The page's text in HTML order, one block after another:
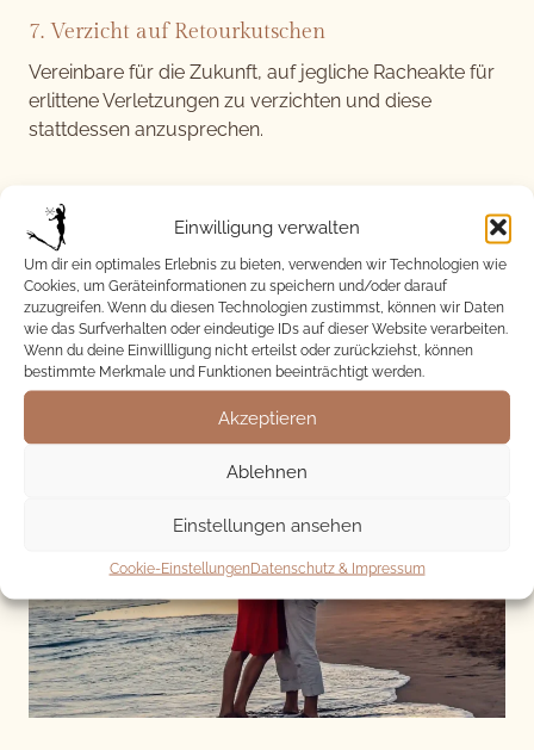
Einwilligung verwalten
Um dir ein optimales Erlebnis zu bieten, verwenden wir Technologien wie
Cookies, um Geräteinformationen zu speichern und/oder darauf
zuzugreifen. Wenn du diesen Technologien zustimmst, können wir Daten
wie das Surfverhalten oder eindeutige IDs auf dieser Website verarbeiten.
Wenn du deine Einwillligung nicht erteilst oder zurückziehst, können
bestimmte Merkmale und Funktionen beeinträchtigt werden.
Akzeptieren
Ablehnen
Einstellungen ansehen
Cookie-EinstellungenDatenschutz & Impressum
7. Verzicht auf Retourkutschen
Vereinbare für die Zukunft, auf jegliche Racheakte für
erlittene Verletzungen zu verzichten und diese
stattdessen anzusprechen.
Menschen vonnöten ist. Schaffst du es jedoch nicht,
bestimmte Probleme aus dem Weg zu räumen, wirst
du deine Beziehung nur schwer verbessern können.
Wenn zu viele Probleme still und heimlich
angesammelt werden und du zugleich deine
Hoffnung begräbst, sie auf absehbarere Zeit zu lösen,
wird es ernst.